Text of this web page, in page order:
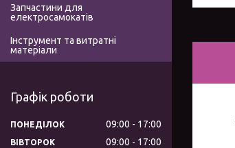
Запчастини для
електросамокатів
Інструмент та витратні
матеріали
Графік роботи
ПОНЕДІЛОК 09:00 17:00
ВІВТОРОК 09:00 17:00